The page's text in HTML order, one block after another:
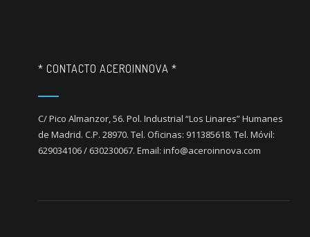
* CONTACTO ACEROINNOVA *
C/ Pico Almanzor, 56. Pol. Industrial “Los Linares” Humanes
de Madrid. C.P. 28970. Tel. Oficinas: 911385618. Tel. Móvil:
629034106 / 630230067. Email: info@aceroinnova.com